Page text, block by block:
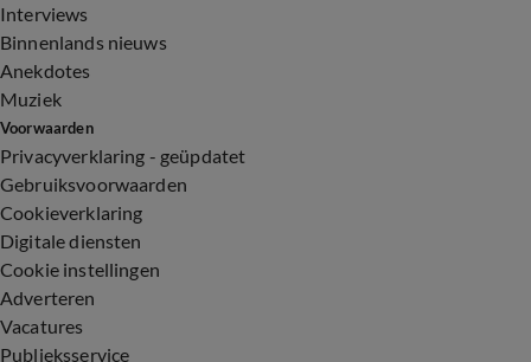
Interviews
Binnenlands nieuws
Anekdotes
Muziek
Voorwaarden
Privacyverklaring - geüpdatet
Gebruiksvoorwaarden
Cookieverklaring
Digitale diensten
Cookie instellingen
Adverteren
Vacatures
Publieksservice